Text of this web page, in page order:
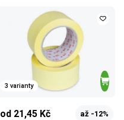
3 varianty
od 21,45 Kč až -12%